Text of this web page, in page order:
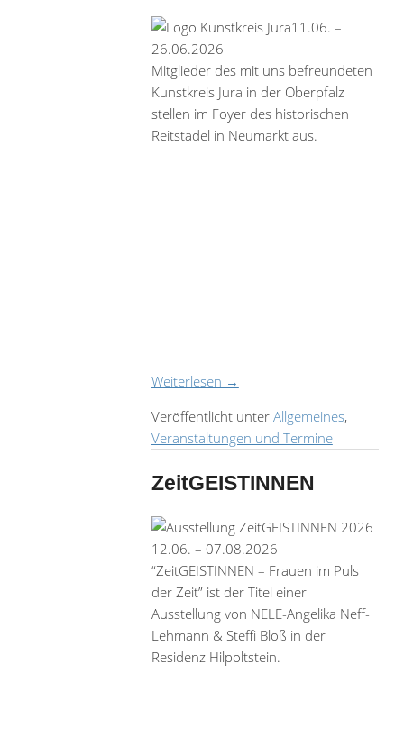
11.06. –
26.06.2026
Mitglieder des mit uns befreundeten
Kunstkreis Jura in der Oberpfalz
stellen im Foyer des historischen
Reitstadel in Neumarkt aus.
Weiterlesen →
Veröffentlicht unter Allgemeines,
Veranstaltungen und Termine
ZeitGEISTINNEN
12.06. – 07.08.2026
“ZeitGEISTINNEN – Frauen im Puls
der Zeit” ist der Titel einer
Ausstellung von NELE-Angelika Neff-
Lehmann & Steffi Bloß in der
Residenz Hilpoltstein.